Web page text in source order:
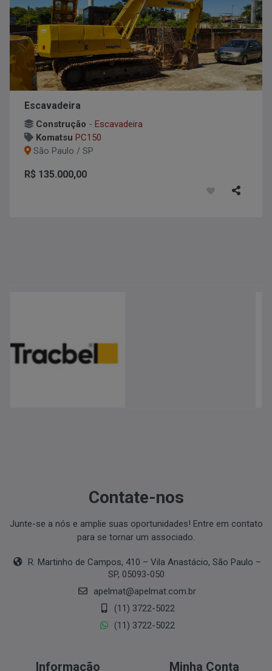
Escavadeira
Construção - Escavadeira
Komatsu PC150
São Paulo / SP
R$ 135.000,00
Contate-nos
Junte-se a nós e amplie suas oportunidades! Entre em contato
para se tornar um associado.
R. Martinho de Campos, 410 – Vila Anastácio, São Paulo –
SP, 05093-050
apelmat@apelmat.com.br
(11) 3722-5022
(11) 3722-5022
Informação Minha Conta